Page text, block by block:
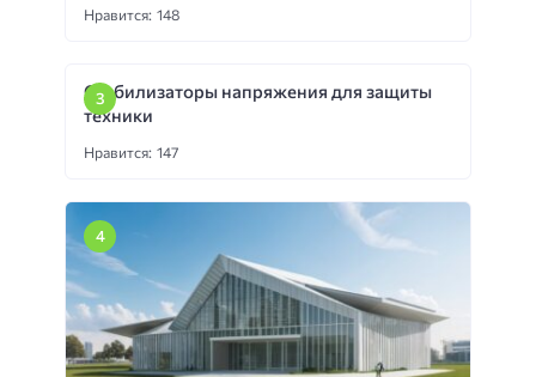
Нравится: 148
Стабилизаторы напряжения для защиты
техники
Нравится: 147